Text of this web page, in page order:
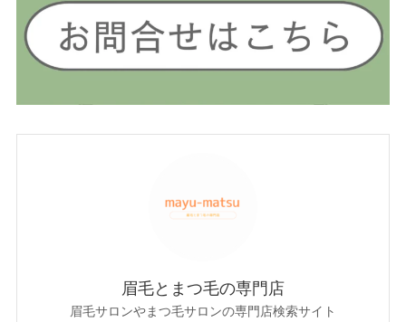
眉毛とまつ毛の専門店
眉毛サロンやまつ毛サロンの専門店検索サイト